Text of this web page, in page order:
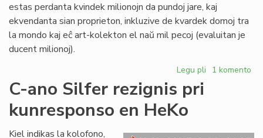
estas perdanta kvindek milionojn da pundoj jare, kaj
ekvendanta sian proprieton, inkluzive de kvardek domoj tra
la mondo kaj eĉ art-kolekton el naŭ mil pecoj (evaluitan je
ducent milionoj).
Legu pli pri
al
1 komento
C-ano Silfer rezignis pri
kunresponso en HeKo
Kiel indikas la kolofono,